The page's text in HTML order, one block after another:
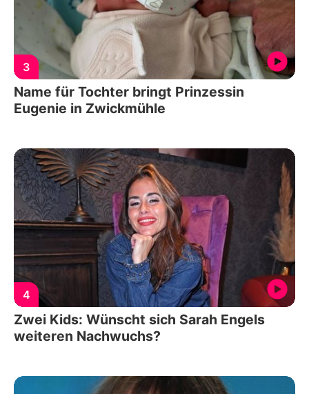
3
Name für Tochter bringt Prinzessin
Eugenie in Zwickmühle
4
Zwei Kids: Wünscht sich Sarah Engels
weiteren Nachwuchs?